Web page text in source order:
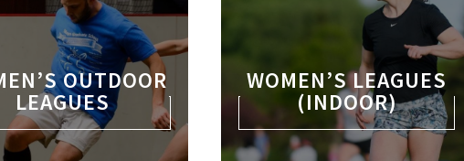
OUTDOOR
LEAGUES
WOMEN’S LEAGUES
(INDOOR)